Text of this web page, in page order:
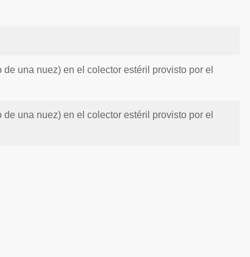
una nuez) en el colector estéril provisto por el
una nuez) en el colector estéril provisto por el